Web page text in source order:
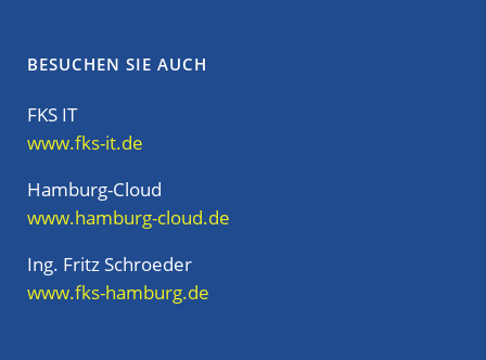
BESUCHEN SIE AUCH
FKS IT
www.fks-it.de
Hamburg-Cloud
www.hamburg-cloud.de
Ing. Fritz Schroeder
www.fks-hamburg.de